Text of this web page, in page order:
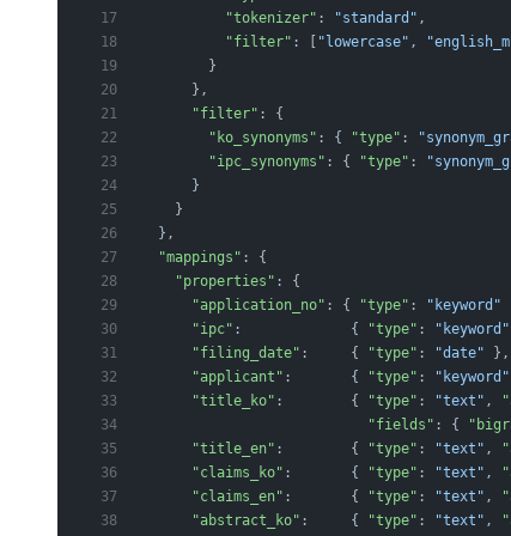
          "tokenizer"
: "standard" ,
          "filter"
: [ "lowercase" ,
        }
      },
      "filter"
: {
        "ko_synonyms"
: { "type" :
        "ipc_synonyms"
: { "type" :
      }
    }
  },
  "mappings"
: {
    "properties"
: {
      "application_no"
: { "type" : "keyword"
      "ipc"
:             { "type" : "keyword"
      "filing_date"
:     { "type" : "date" },
      "applicant"
:       { "type" : "keyword"
      "title_ko"
:        { "type" : "text" ,
                           "fields"
: {
      "title_en"
:        { "type" : "text" ,
      "claims_ko"
:       { "type" : "text" ,
      "claims_en"
:       { "type" : "text" ,
      "abstract_ko"
:     { "type" : "text" ,